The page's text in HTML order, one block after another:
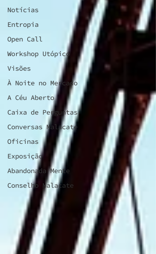
Notícias
Entropia
Open Call
Workshop Utópico
Visões
À Noite no Mercado
A Céu Aberto
Caixa de Perguntas
Conversas Malacate
Oficinas
Exposição
Abandonada Mente
Conselho Malacate